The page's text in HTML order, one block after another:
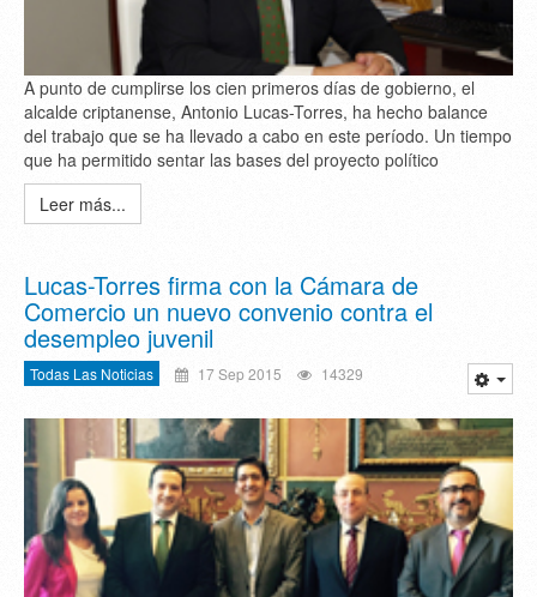
A punto de cumplirse los cien primeros días de gobierno, el
alcalde criptanense, Antonio Lucas-Torres, ha hecho balance
del trabajo que se ha llevado a cabo en este período. Un tiempo
que ha permitido sentar las bases del proyecto político
Leer más...
Lucas-Torres firma con la Cámara de
Comercio un nuevo convenio contra el
desempleo juvenil
Todas Las Noticias 17 Sep 2015 14329